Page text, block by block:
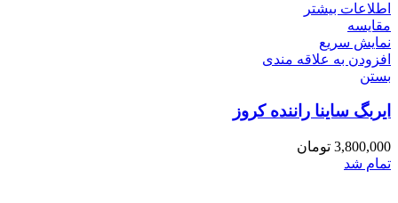
اطلاعات بیشتر
مقایسه
نمایش سریع
افزودن به علاقه مندی
بستن
ایربگ ساینا راننده کروز
3,800,000 تومان
تمام شد